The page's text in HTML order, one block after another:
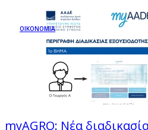
ΟΙΚΟΝΟΜΙΑ
myAGRO: Νέα